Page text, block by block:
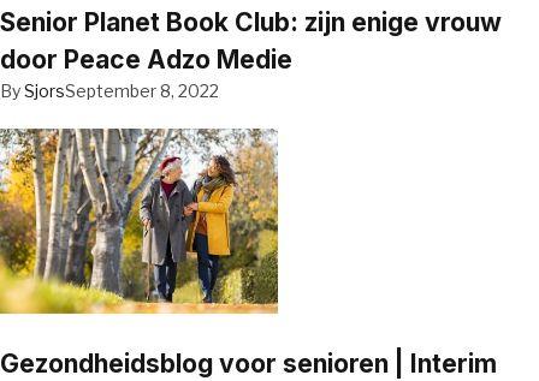
Senior Planet Book Club: zijn enige vrouw
door Peace Adzo Medie
BySjorsSeptember 8, 2022
Gezondheidsblog voor senioren | Interim